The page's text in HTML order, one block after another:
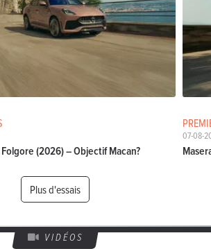
(2026) – Objectif Macan?
07-08-
Plus d'essais
VIDÉOS